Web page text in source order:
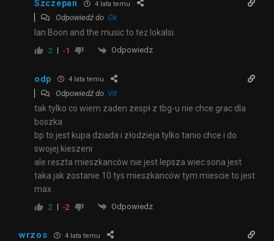
Szczepan 4 lata temu
Odpowiedź do Ok
Ian Boon and the music to też lokalsi.
2 -1 Odpowiedz
odp 4 lata temu
Odpowiedź do Vit
tak tylko co wiem zaden zespł z tbg-u nie chce grac dla
boszka
bp to jest kupa dziada i złodzieja tylko tanio chce i do
swojej kieszeni
ale reszta mieszkanców nie jest lepsza wiec sona jest
taka jak zostanie 10 tys mieszkanców tym miescie to jest
max
2 -2 Odpowiedz
wrzos 4 lata temu